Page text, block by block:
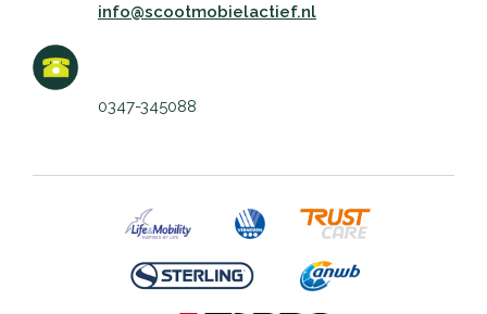
info@scootmobielactief.nl
0347-345088